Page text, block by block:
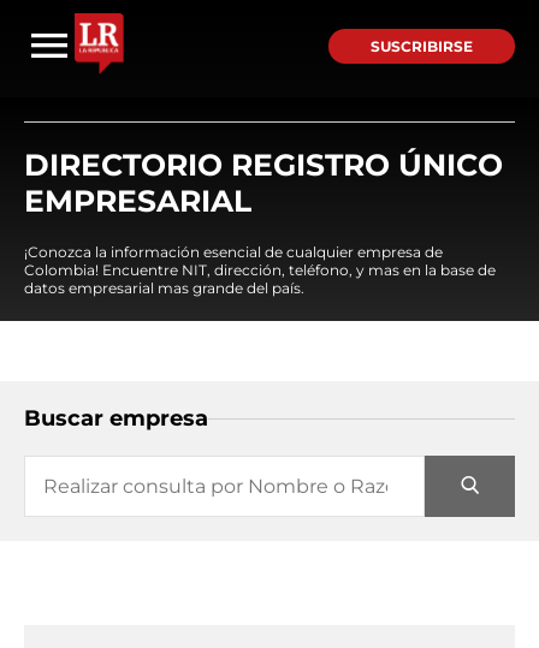
SUSCRIBIRSE
DIRECTORIO REGISTRO ÚNICO
EMPRESARIAL
¡Conozca la información esencial de cualquier empresa de
Colombia! Encuentre NIT, dirección, teléfono, y mas en la base de
datos empresarial mas grande del país.
Buscar empresa